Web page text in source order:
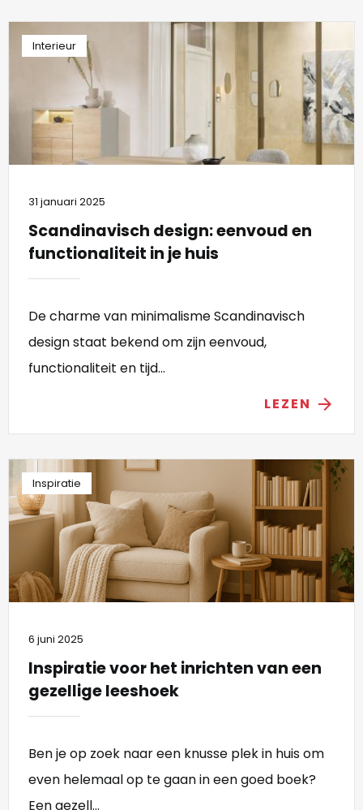
Interieur
31 januari 2025
Scandinavisch design: eenvoud en
functionaliteit in je huis
De charme van minimalisme Scandinavisch
design staat bekend om zijn eenvoud,
functionaliteit en tijd...
LEZEN arrow_forward
Inspiratie
6 juni 2025
Inspiratie voor het inrichten van een
gezellige leeshoek
Ben je op zoek naar een knusse plek in huis om
even helemaal op te gaan in een goed boek?
Een gezell...